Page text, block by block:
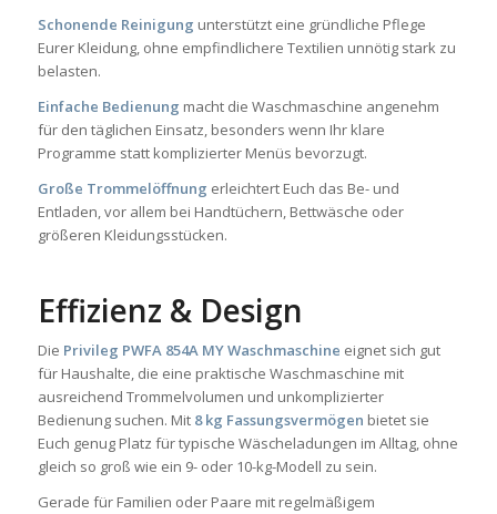
Schonende Reinigung unterstützt eine gründliche Pflege
Eurer Kleidung, ohne empfindlichere Textilien unnötig stark zu
belasten.
Einfache Bedienung macht die Waschmaschine angenehm
für den täglichen Einsatz, besonders wenn Ihr klare
Programme statt komplizierter Menüs bevorzugt.
Große Trommelöffnung erleichtert Euch das Be- und
Entladen, vor allem bei Handtüchern, Bettwäsche oder
größeren Kleidungsstücken.
Effizienz & Design
Die Privileg PWFA 854A MY Waschmaschine eignet sich gut
für Haushalte, die eine praktische Waschmaschine mit
ausreichend Trommelvolumen und unkomplizierter
Bedienung suchen. Mit 8 kg Fassungsvermögen bietet sie
Euch genug Platz für typische Wäscheladungen im Alltag, ohne
gleich so groß wie ein 9- oder 10-kg-Modell zu sein.
Gerade für Familien oder Paare mit regelmäßigem